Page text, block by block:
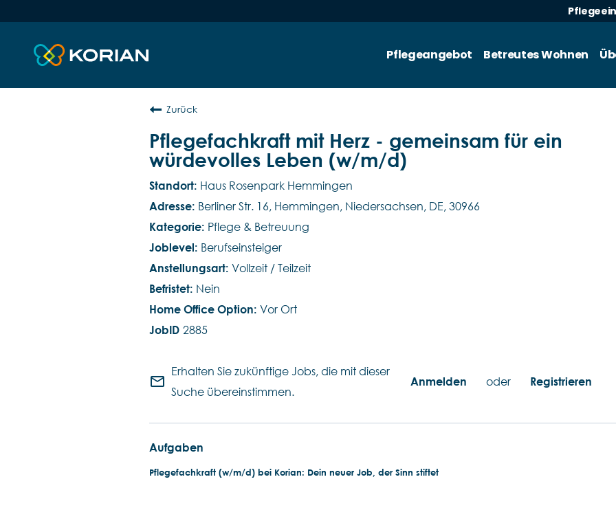
Pflegeangebot Betreutes Wohnen
Zurück
Pflegefachkraft mit Herz - gemeinsam für ein
würdevolles Leben (w/m/d)
Haus Rosenpark Hemmingen
Berliner Str. 16, Hemmingen, Niedersachsen, DE, 30966
Pflege & Betreuung
Berufseinsteiger
Vollzeit / Teilzeit
Nein
Vor Ort
2885
mail_outline
Erhalten Sie zukünftige Jobs, die mit dieser
Suche übereinstimmen.
Anmelden oder Registrieren
Aufgaben
Pflegefachkraft (w/m/d) bei Korian: Dein neuer Job, der Sinn stiftet